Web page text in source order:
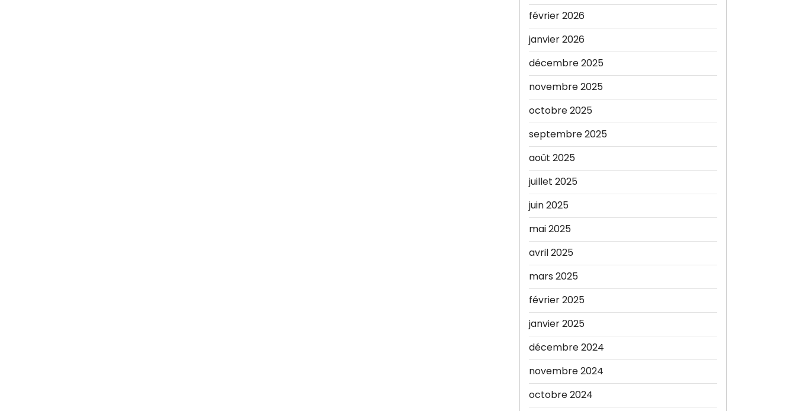
février 2026
janvier 2026
décembre 2025
novembre 2025
octobre 2025
septembre 2025
août 2025
juillet 2025
juin 2025
mai 2025
avril 2025
mars 2025
février 2025
janvier 2025
décembre 2024
novembre 2024
octobre 2024